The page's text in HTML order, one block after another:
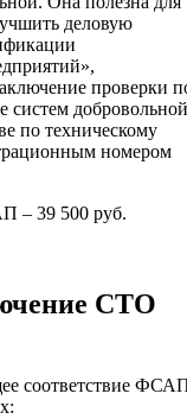
деловую
проверки
систем добровольной
по техническому
номером
– 39 500 руб.
СТО
соответствие